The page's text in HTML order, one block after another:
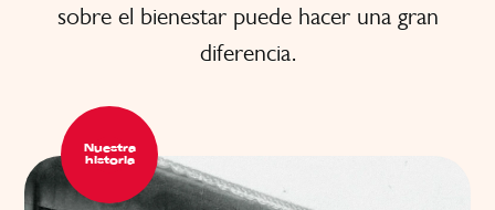
sobre el bienestar puede hacer una gran
diferencia.
Nuestra
historia